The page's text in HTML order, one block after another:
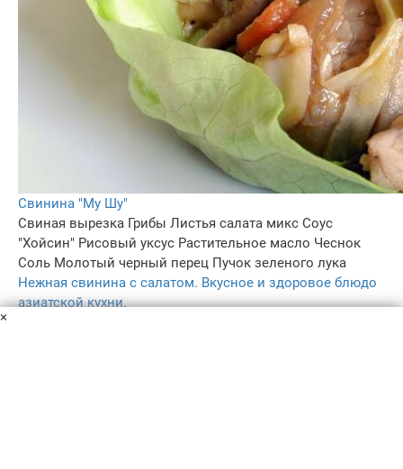
Свинина "Му Шу"
Свиная вырезка Грибы Листья салата микс Соус
"Хойсин" Рисовый уксус Растительное масло Чеснок
Соль Молотый черный перец Пучок зеленого лука
Нежная свинина с салатом. Вкусное и здоровое блюдо
азиатской кухни.
×